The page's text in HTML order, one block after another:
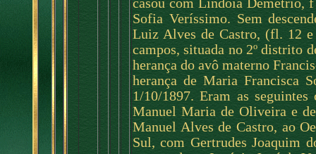
casou com Lindóia Demétrio,
Sofia Veríssimo. Sem
Luiz Alves de Castro, (fl. 12
campos, situada no 2º distrito
herança do avô materno
herança de Maria Francisca
1/10/1897. Eram as
Manuel Maria de Oliveira e
Manuel Alves de Castro, ao
Sul, com Gertrudes Joaquim